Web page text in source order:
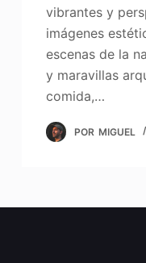
vibrantes y
imágenes
escenas de la
y maravillas
comida,…
POR MIGUEL